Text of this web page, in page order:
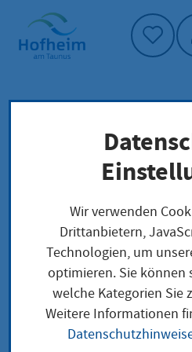
Startseite"
Wirtschaft
Hilfreiche
Tipps rund um
Wir verwenden
Drittanbietern,
Technologien, um
optimieren. Sie können
welche Kategorien Sie
Weitere Informationen